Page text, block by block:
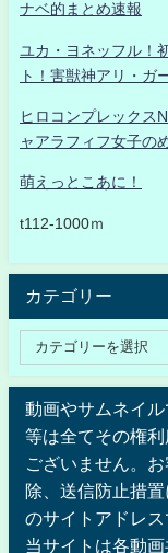
ナベ的まとめ速報
ユカ・ヨネッフル！
ト！害獣神アリ・ガ
ヒロコンプレックス
ャアラフィフ女子の
萌えっとこあに！
t112-1000ｍ
カテゴリー
動画やサムネイ
等は全てその権
ございません。
除、送信防止措
のサイトアドレ
当サイトは各動